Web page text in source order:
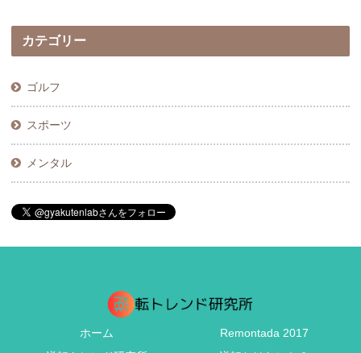
カテゴリー
ゴルフ
スポーツ
メンタル
ホーム
Remontada 2017